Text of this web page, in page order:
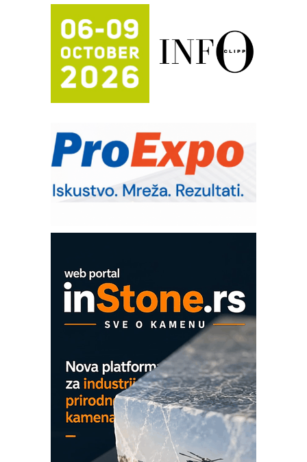
Potpuna efikasnost bez složenih
sistema
Trajna oznaka kao dugoročna korist
Bezbednost na prvom mestu!
IB BLUMENAUER - više od 40 godina
poverenja u industriji
– Pametna signalizacija za efikasnije
upravljanje mašinama
Sigurnije ispitivanje transformatora u
solarnim elektranama i vetroparkovima
Pranje točkova na gradilištu- standard
Proizvodnja iC7 Hybrid 1500 VDC
COMBYPACK
EVOKS Maintenance Management
ROSA i SCHUNK podižu proizvodnju
Detekcija različitih oblika